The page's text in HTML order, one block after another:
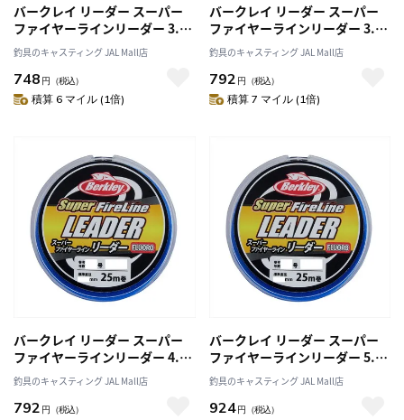
バークレイ リーダー スーパー
ファイヤーラインリーダー 3.0
号/12LB 25M CLR クリア
釣具のキャスティング JAL Mall店
748 円 （税込）
積算 6 マイル (1倍)
バークレイ リーダー スーパー
ファイヤーラインリーダー 3.5
号/14LB 25M CLR クリア
釣具のキャスティング JAL Mall店
792 円 （税込）
積算 7 マイル (1倍)
バークレイ リーダー スーパー
ファイヤーラインリーダー 4.0
号/16LB 25M CLR クリア
釣具のキャスティング JAL Mall店
792 円 （税込）
バークレイ リーダー スーパー
ファイヤーラインリーダー 5.0
号/20LB 25M CLR クリア
釣具のキャスティング JAL Mall店
924円 （税込）